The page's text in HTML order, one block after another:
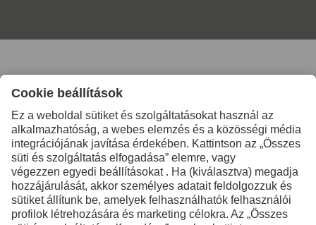
További információkért
lépjen kapcsolatba velünk
Kapcsolat